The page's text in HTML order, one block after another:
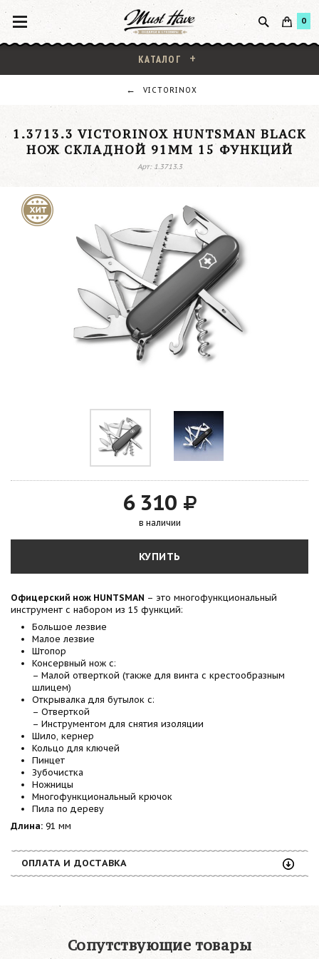
0
КАТАЛОГ
VICTORINOX
1.3713.3 VICTORINOX HUNTSMAN BLACK
НОЖ СКЛАДНОЙ 91ММ 15 ФУНКЦИЙ
Арт: 1.3713.3
6 310
в наличии
КУПИТЬ
Офицерский нож HUNTSMAN – это многофункциональный
инструмент с набором из 15 функций:
Большое лезвие
Малое лезвие
Штопор
Консервный нож с:
– Малой отверткой (также для винта с крестообразным
шлицем)
Открывалка для бутылок с:
– Отверткой
– Инструментом для снятия изоляции
Шило, кернер
Кольцо для ключей
Пинцет
Зубочистка
Ножницы
Многофункциональный крючок
Пила по дереву
Длина: 91 мм
ОПЛАТА И ДОСТАВКА
Сопутствующие товары